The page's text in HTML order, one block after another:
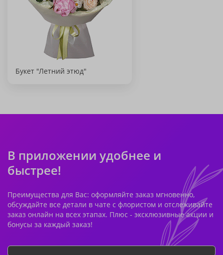
Букет "Летний этюд"
В приложении удобнее и
быстрее!
Преимущества для Вас: оформляйте заказ мгновенно,
обсуждайте все детали в чате с флористом и отслеживайте
заказ онлайн на всех этапах. Плюс - эксклюзивные акции и
бонусы за каждый заказ!